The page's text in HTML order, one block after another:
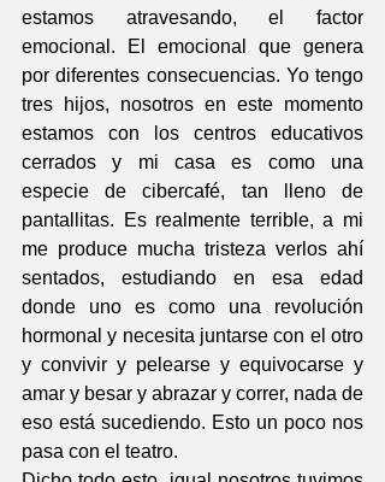
estamos atravesando, el factor
emocional. El emocional que genera
por diferentes consecuencias. Yo tengo
tres hijos, nosotros en este momento
estamos con los centros educativos
cerrados y mi casa es como una
especie de cibercafé, tan lleno de
pantallitas. Es realmente terrible, a mi
me produce mucha tristeza verlos ahí
sentados, estudiando en esa edad
donde uno es como una revolución
hormonal y necesita juntarse con el otro
y convivir y pelearse y equivocarse y
amar y besar y abrazar y correr, nada de
eso está sucediendo. Esto un poco nos
pasa con el teatro.